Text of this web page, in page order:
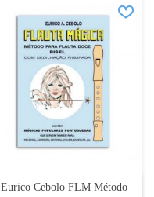
Eurico Cebolo FLM Método